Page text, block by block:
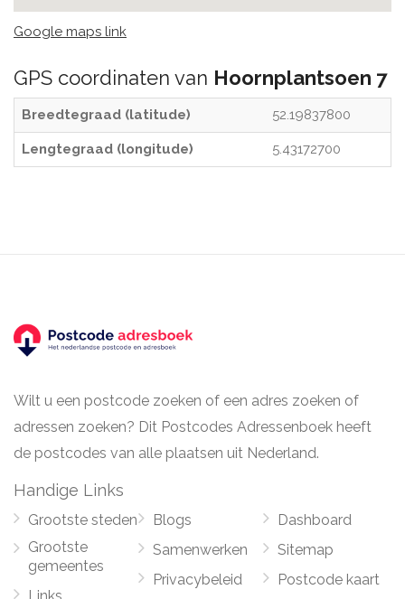
Google maps link
GPS coordinaten van Hoornplantsoen 7
Breedtegraad (latitude) 52.19837800
Lengtegraad (longitude) 5.43172700
Wilt u een postcode zoeken of een adres zoeken of
adressen zoeken? Dit Postcodes Adressenboek heeft
de postcodes van alle plaatsen uit Nederland.
Handige Links
Grootste steden
Grootste
gemeentes
Blogs
Samenwerken
Privacybeleid
Dashboard
Sitemap
Postcode kaart